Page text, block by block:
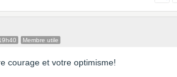
Membre utile
courage et votre optimisme!